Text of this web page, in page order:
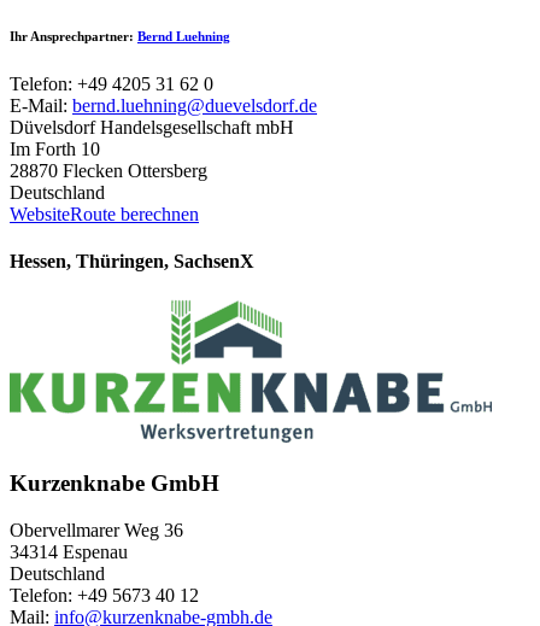
Ihr Ansprechpartner: Bernd Luehning
Telefon: +49 4205 31 62 0
E-Mail: bernd.luehning@duevelsdorf.de
Düvelsdorf Handelsgesellschaft mbH
Im Forth 10
28870 Flecken Ottersberg
Deutschland
WebsiteRoute berechnen
Hessen, Thüringen, SachsenX
Kurzenknabe GmbH
Obervellmarer Weg 36
34314 Espenau
Deutschland
Telefon: +49 5673 40 12
Mail: info@kurzenknabe-gmbh.de